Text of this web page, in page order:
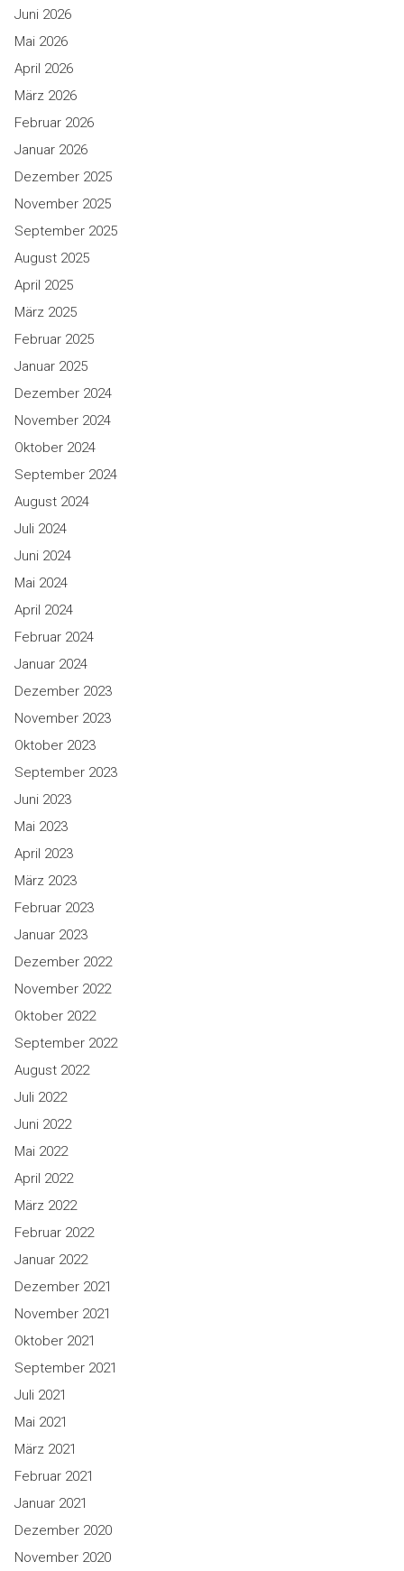
Juni 2026
Mai 2026
April 2026
März 2026
Februar 2026
Januar 2026
Dezember 2025
November 2025
September 2025
August 2025
April 2025
März 2025
Februar 2025
Januar 2025
Dezember 2024
November 2024
Oktober 2024
September 2024
August 2024
Juli 2024
Juni 2024
Mai 2024
April 2024
Februar 2024
Januar 2024
Dezember 2023
November 2023
Oktober 2023
September 2023
Juni 2023
Mai 2023
April 2023
März 2023
Februar 2023
Januar 2023
Dezember 2022
November 2022
Oktober 2022
September 2022
August 2022
Juli 2022
Juni 2022
Mai 2022
April 2022
März 2022
Februar 2022
Januar 2022
Dezember 2021
November 2021
Oktober 2021
September 2021
Juli 2021
Mai 2021
März 2021
Februar 2021
Januar 2021
Dezember 2020
November 2020